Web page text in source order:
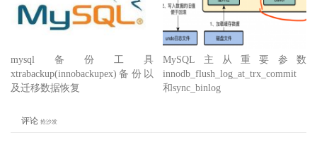
mysql备份工具
xtrabackup(innobackupex)备份以
及迁移数据恢复
MySQL主从重要参数
innodb_flush_log_at_trx_commit
和sync_binlog
评论 抢沙发